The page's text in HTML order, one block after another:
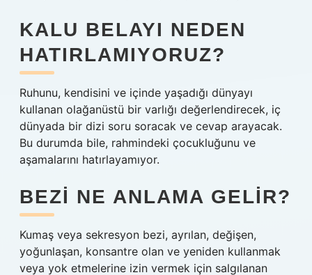
KALU BELAYI NEDEN
HATIRLAMIYORUZ?
Ruhunu, kendisini ve içinde yaşadığı dünyayı
kullanan olağanüstü bir varlığı değerlendirecek, iç
dünyada bir dizi soru soracak ve cevap arayacak.
Bu durumda bile, rahmindeki çocukluğunu ve
aşamalarını hatırlayamıyor.
BEZI NE ANLAMA GELIR?
Kumaş veya sekresyon bezi, ayrılan, değişen,
yoğunlaşan, konsantre olan ve yeniden kullanmak
veya yok etmelerine izin vermek için salgılanan